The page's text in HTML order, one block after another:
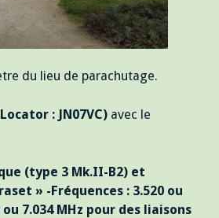
du lieu de parachutage.
: JN07VC) avec le
(type 3 Mk.II-B2) et
» -Fréquences : 3.520 ou
ou 7.034 MHz pour des liaisons